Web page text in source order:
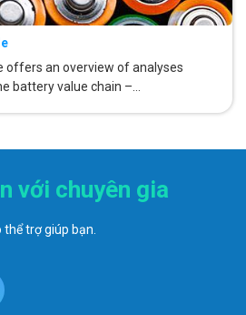
offers an overview of analyses
battery value chain –...
với chuyên gia
thể trợ giúp bạn.